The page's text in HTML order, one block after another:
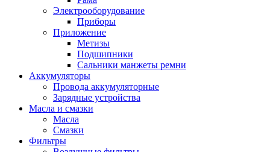
Электрооборудование
Приборы
Приложение
Метизы
Подшипники
Сальники манжеты ремни
Аккумуляторы
Провода аккумуляторные
Зарядные устройства
Масла и смазки
Масла
Смазки
Фильтры